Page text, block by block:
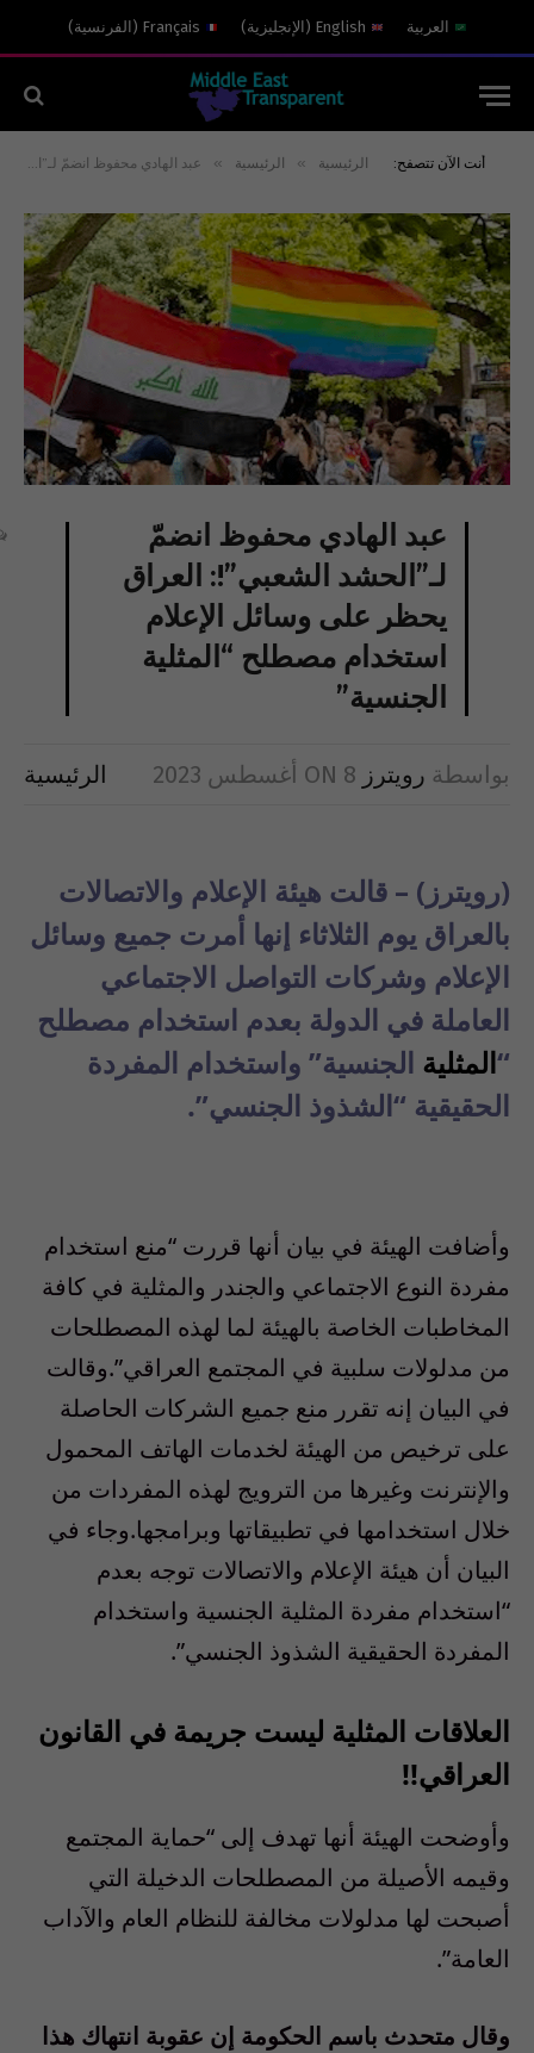
العربية English
( الإنجليزية)
Français
( الفرنسية)
أنت الآن تتصفح: الرئيسية » الرئيسية » عبد الهادي محفوظ انضمّ لـ”الحشد الشعبي”!: العراق يحظر على وسائل الإعلام استخدام مصطلح “المثلية الجنسية”
عبد الهادي محفوظ انضمّ
لـ”الحشد الشعبي”!: العراق
يحظر على وسائل الإعلام
استخدام مصطلح “المثلية
الجنسية”
بواسطة رويترز ON 8 أغسطس 2023 الرئيسية
(رويترز) – قالت هيئة الإعلام والاتصالات
بالعراق يوم الثلاثاء إنها أمرت جميع وسائل
الإعلام وشركات التواصل الاجتماعي
العاملة في الدولة بعدم استخدام مصطلح
“المثلية الجنسية” واستخدام المفردة
الحقيقية “الشذوذ الجنسي”.
وأضافت الهيئة في بيان أنها قررت “منع استخدام
مفردة النوع الاجتماعي والجندر والمثلية في كافة
المخاطبات الخاصة بالهيئة لما لهذه المصطلحات
من مدلولات سلبية في المجتمع العراقي”.وقالت
في البيان إنه تقرر منع جميع الشركات الحاصلة
على ترخيص من الهيئة لخدمات الهاتف المحمول
والإنترنت وغيرها من الترويج لهذه المفردات من
خلال استخدامها في تطبيقاتها وبرامجها.وجاء في
البيان أن هيئة الإعلام والاتصالات توجه بعدم
“استخدام مفردة المثلية الجنسية واستخدام
المفردة الحقيقية الشذوذ الجنسي”.
العلاقات المثلية ليست جريمة في القانون
العراقي!!
وأوضحت الهيئة أنها تهدف إلى “حماية المجتمع
وقيمه الأصيلة من المصطلحات الدخيلة التي
أصبحت لها مدلولات مخالفة للنظام العام والآداب
العامة”.
وقال متحدث باسم الحكومة إن عقوبة انتهاك هذا